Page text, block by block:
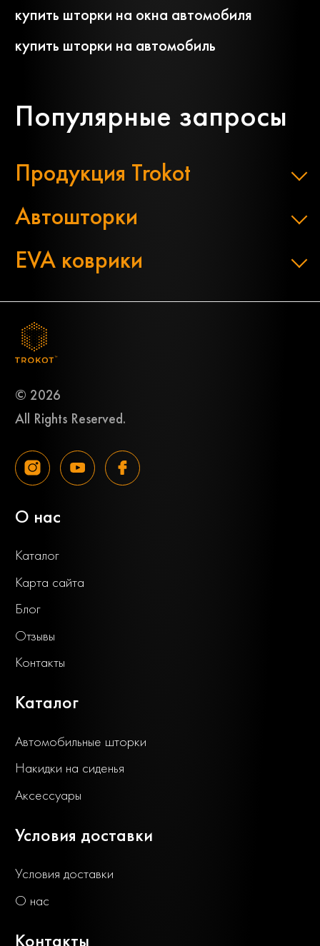
Популярные запросы
Продукция Trokot
Автошторки
EVA коврики
купить шторки на окна автомобиля
купить шторки на автомобиль
© 2026
All Rights Reserved.
О нас
Каталог
Карта сайта
Блог
Отзывы
Контакты
Каталог
Автомобильные шторки
Накидки на сиденья
Аксессуары
Условия доставки
Условия доставки
О нас
Контакты